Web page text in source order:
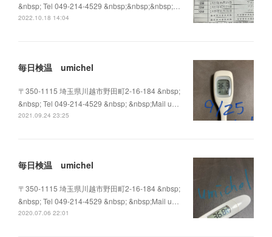
&nbsp; Tel 049-214-4529 &nbsp;&nbsp;&nbsp;…
2022.10.18 14:04
毎日検温 umichel
〒350-1115 埼玉県川越市野田町2-16-184 &nbsp;
&nbsp; Tel 049-214-4529 &nbsp; &nbsp;Mail u…
2021.09.24 23:25
毎日検温 umichel
〒350-1115 埼玉県川越市野田町2-16-184 &nbsp;
&nbsp; Tel 049-214-4529 &nbsp; &nbsp;Mail u…
2020.07.06 22:01